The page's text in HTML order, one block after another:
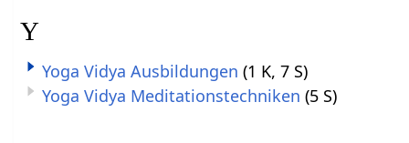
Y
Yoga Vidya Ausbildungen (1 K, 7 S)
Yoga Vidya Meditationstechniken (5 S)